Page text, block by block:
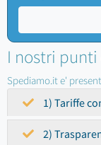
I nostri punti
Spediamo.it e'
1) Tariffe
2)